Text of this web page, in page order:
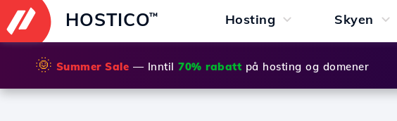
HOSTICO™ Hosting Skyen
🌞 Summer Sale — Inntil 70% rabatt på hosting og domener